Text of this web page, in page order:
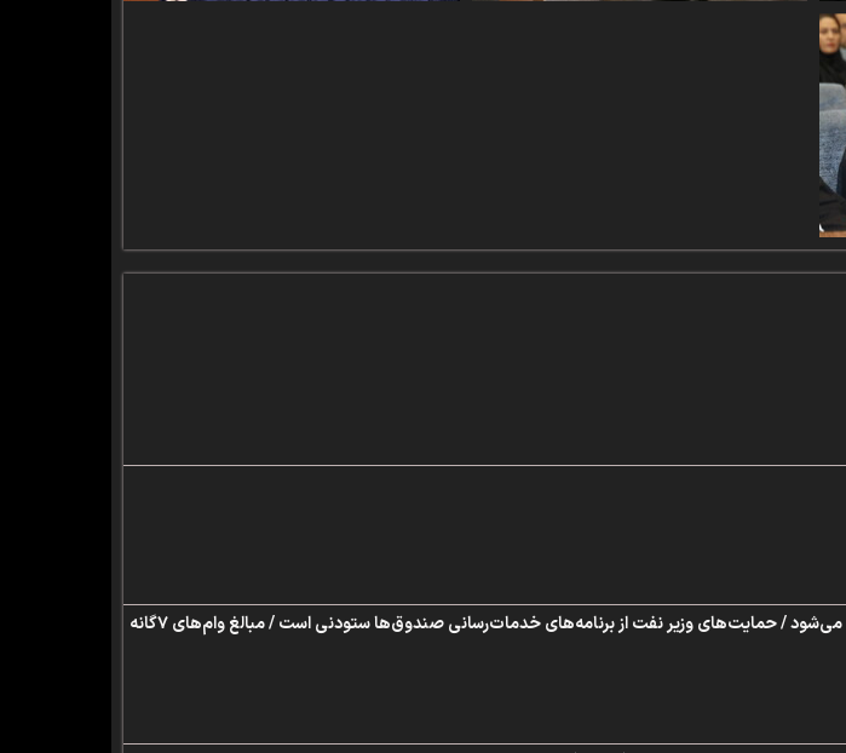
توسعه سرمایه‌گذاری و خدمات در پرتو بهبود بهره‌وری سازمانی محقق می‌شود / حمایت‌های وزیر نفت از برنامه‌های خدمات‌رسانی صندوق‌ها ستودنی است / مبالغ وام‌های ۷گانه